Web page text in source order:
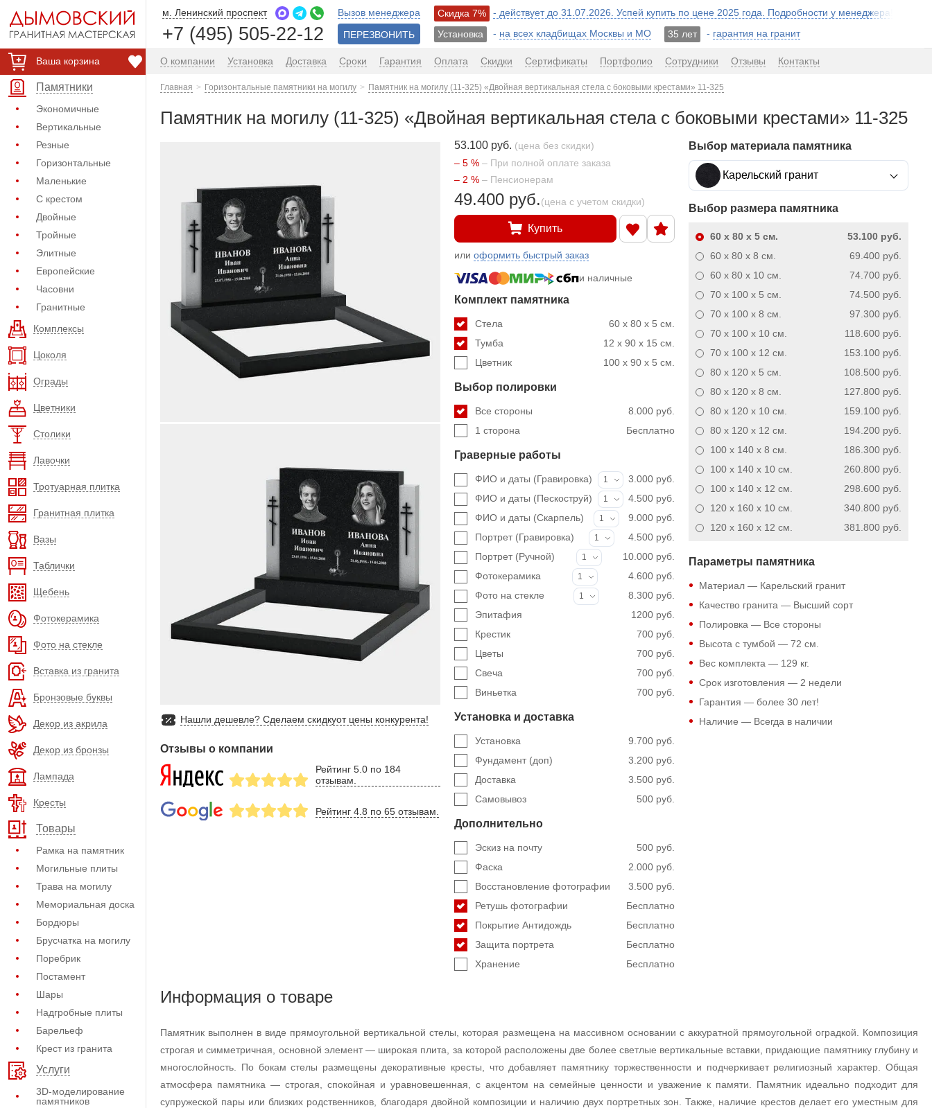
Ваша корзина
Памятники
Экономичные
Вертикальные
Резные
Горизонтальные
Маленькие
С крестом
Двойные
Тройные
Элитные
Европейские
Часовни
Гранитные
Комплексы
Цоколя
Ограды
Цветники
Столики
Лавочки
Тротуарная плитка
Гранитная плитка
Вазы
Таблички
Щебень
Фотокерамика
Фото на стекле
Вставка из гранита
Бронзовые буквы
Декор из акрила
Декор из бронзы
Лампада
Кресты
Товары
Рамка на памятник
Могильные плиты
Трава на могилу
Мемориальная доска
Бордюры
Брусчатка на могилу
Поребрик
Постамент
Шары
Надгробные плиты
Барельеф
Крест из гранита
Услуги
3D-моделирование
памятников
м. Ленинский проспект
+7 (495) 505-22-12
Вызов менеджера
ПЕРЕЗВОНИТЬ
Скидка 7%
- действует до 31.07.2026. Успей купить по цене 2025 года. Подробности у менеджера!
Установка
- на всех кладбищах Москвы и МО 35 лет - гарантия на гранит
О компании Установка Доставка Сроки Гарантия Оплата Скидки Сертификаты Портфолио Сотрудники Отзывы Контакты
Главная Горизонтальные памятники на могилу Памятник на могилу (11-325) «Двойная вертикальная стела с боковыми крестами» 11-325
Памятник на могилу (11-325) «Двойная вертикальная стела с боковыми крестами» 11-325
Нашли дешевле? Сделаем скидкуот цены конкурента!
Отзывы о компании
Рейтинг 5.0 по 184
отзывам.
Рейтинг 4.8 по 65 отзывам.
53.100 руб. (цена без скидки)
– 5 % – При полной оплате заказа
– 2 % – Пенсионерам
49.400 руб.(цена с учетом скидки)
Купить
илиоформить быстрый заказ
и наличные
Комплект памятника
60 x 80 x 5 см.
Стела
12 x 90 x 15 см.
Тумба
100 x 90 x 5 см.
Цветник
Выбор полировки
8.000 руб.
Все стороны
Бесплатно
1 сторона
Граверные работы
ФИО и даты (Гравировка) 1
3.000 руб.
ФИО и даты (Пескоструй)
1
4.500 руб.
ФИО и даты (Скарпель)
1
9.000 руб.
Портрет (Гравировка)
1
4.500 руб.
Портрет (Ручной)
1
10.000 руб.
Фотокерамика
1
4.600 руб.
Фото на стекле
1
8.300 руб.
1200 руб.
Эпитафия
700 руб.
Крестик
700 руб.
Цветы
700 руб.
Свеча
700 руб.
Виньетка
Установка и доставка
9.700 руб.
Установка
3.200 руб.
Фундамент (доп)
3.500 руб.
Доставка
500 руб.
Самовывоз
Дополнительно
500 руб.
Эскиз на почту
2.000 руб.
Фаска
3.500 руб.
Восстановление фотографии
Бесплатно
Ретушь фотографии
Бесплатно
Покрытие Антидождь
Бесплатно
Защита портрета
Бесплатно
Хранение
Выбор материала памятника
Карельский гранит
Выбор размера памятника
53.100 руб.
60 x 80 x 5см.
69.400 руб.
60 x 80 x 8 см.
74.700 руб.
60 x 80 x 10см.
74.500 руб.
70 x 100 x 5 см.
97.300 руб.
70 x 100 x 8 см.
118.600 руб.
70 x 100 x 10см.
153.100 руб.
70 x 100 x 12 см.
108.500 руб.
80 x 120 x 5 см.
127.800 руб.
80 x 120 x 8 см.
159.100 руб.
80 x 120 x 10см.
194.200 руб.
80 x 120 x 12 см.
186.300 руб.
100 x 140 x 8 см.
260.800 руб.
100 x 140 x 10см.
298.600 руб.
100 x 140 x 12 см.
340.800 руб.
120 x 160 x 10см.
381.800 руб.
120 x 160 x 12 см.
Параметры памятника
Материал — Карельский гранит
Качество гранита — Высший сорт
Полировка — Все стороны
Высота с тумбой — 72 см.
Вес комплекта — 129 кг.
Срок изготовления — 2 недели
Гарантия — более 30 лет!
Наличие — Всегда в наличии
Информация о товаре
Памятник выполнен в виде прямоугольной вертикальной стелы, которая размещена на массивном основании с аккуратной прямоугольной оградкой. Композиция
строгая и симметричная, основной элемент — широкая плита, за которой расположены две более светлые вертикальные вставки, придающие памятнику глубину и
многослойность. По бокам стелы размещены декоративные кресты, что добавляет памятнику торжественности и подчеркивает религиозный характер. Общая
атмосфера памятника — строгая, спокойная и уравновешенная, с акцентом на семейные ценности и уважение к памяти. Памятник идеально подходит для
супружеской пары или близких родственников, благодаря двойной композиции и наличию двух портретных зон. Также, наличие крестов делает его уместным для